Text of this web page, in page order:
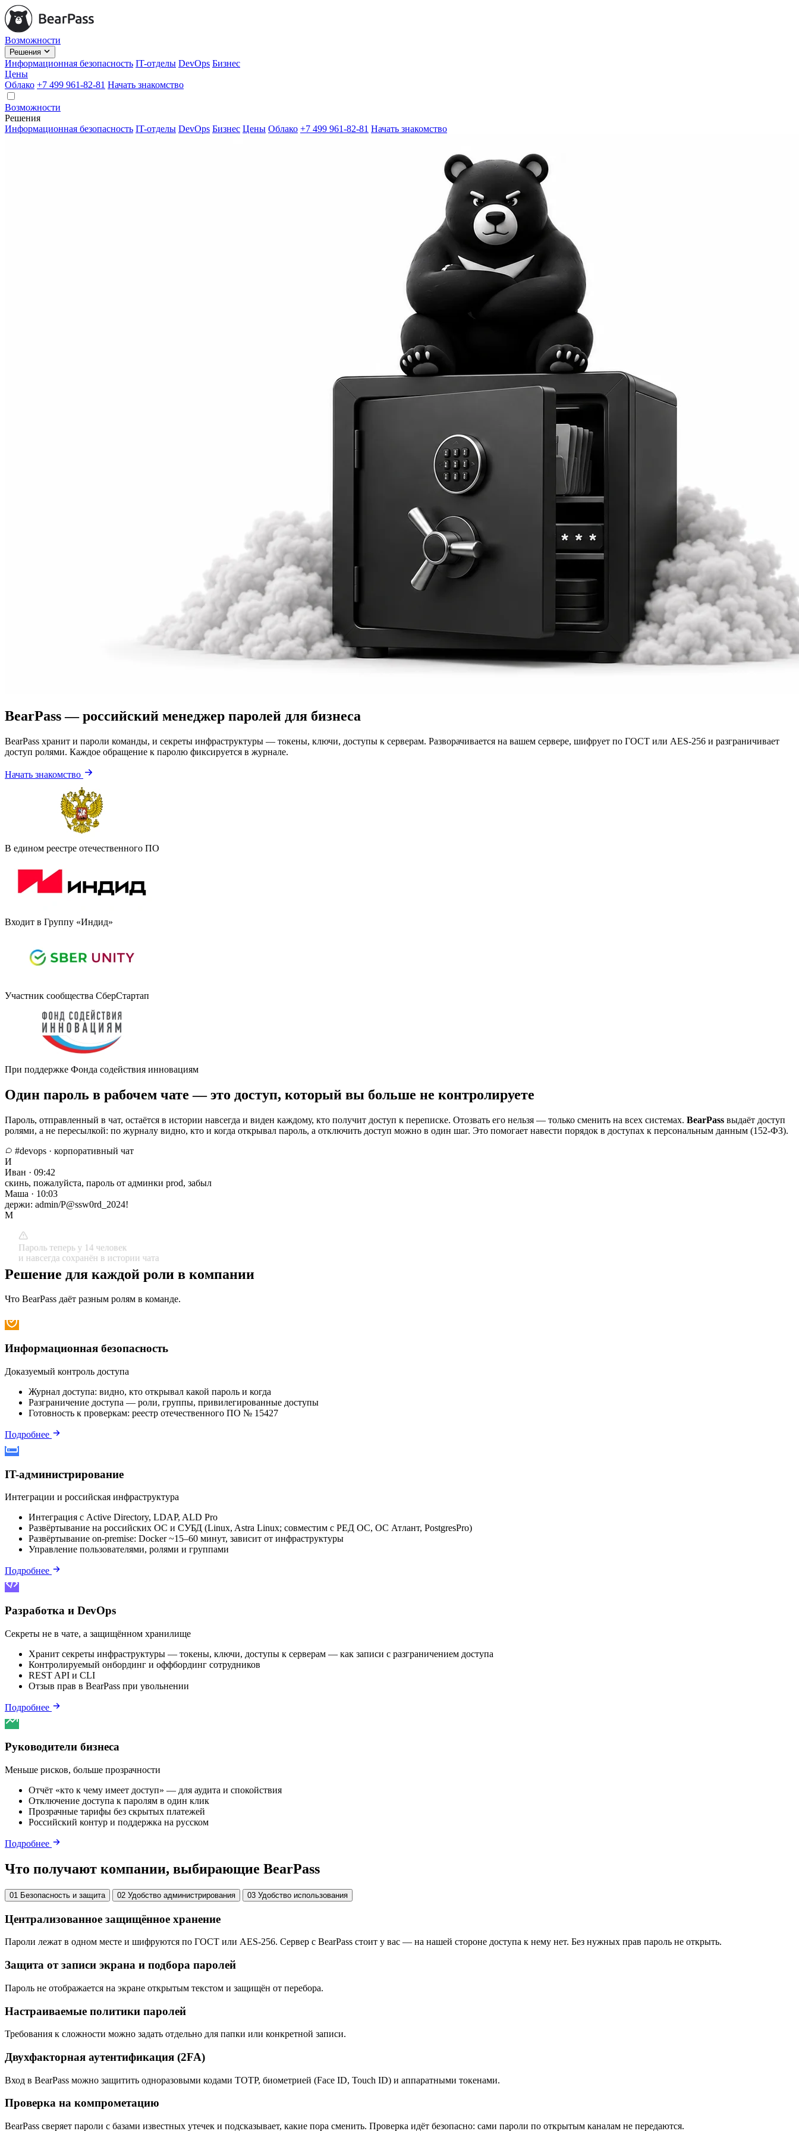
Возможности
Решения
Информационная безопасность IT-отделы DevOps Бизнес
Цены
Облако +7 499 961-82-81 Начать знакомство
Возможности
Решения
Информационная безопасность IT-отделы DevOps Бизнес Цены Облако +7 499 961-82-81 Начать знакомство
BearPass — российский менеджер паролей для бизнеса
BearPass хранит и пароли команды, и секреты инфраструктуры — токены, ключи, доступы к серверам. Разворачивается на вашем сервере, шифрует по ГОСТ или AES-256 и разграничивает
доступ ролями. Каждое обращение к паролю фиксируется в журнале.
Начать знакомство
В едином реестре отечественного ПО
Входит в Группу «Индид»
Участник сообщества СберСтартап
При поддержке Фонда содействия инновациям
Один пароль в рабочем чате — это доступ, который вы больше не контролируете
Пароль, отправленный в чат, остаётся в истории навсегда и виден каждому, кто получит доступ к переписке. Отозвать его нельзя — только сменить на всех системах. BearPass выдаёт доступ
ролями, а не пересылкой: по журналу видно, кто и когда открывал пароль, а отключить доступ можно в один шаг. Это помогает навести порядок в доступах к персональным данным (152-ФЗ).
#devops · корпоративный чат
И
Иван · 09:42
скинь, пожалуйста, пароль от админки prod, забыл
Маша · 10:03
держи: admin/P@ssw0rd_2024!
М
Пароль теперь у 14 человек
и навсегда сохранён в истории чата
Решение для каждой роли в компании
Что BearPass даёт разным ролям в команде.
Информационная безопасность
Доказуемый контроль доступа
Журнал доступа: видно, кто открывал какой пароль и когда
Разграничение доступа — роли, группы, привилегированные доступы
Готовность к проверкам: реестр отечественного ПО № 15427
Подробнее
IT-администрирование
Интеграции и российская инфраструктура
Интеграция с Active Directory, LDAP, ALD Pro
Развёртывание на российских ОС и СУБД (Linux, Astra Linux; совместим с РЕД ОС, ОС Атлант, PostgresPro)
Развёртывание on-premise: Docker ~15–60 минут, зависит от инфраструктуры
Управление пользователями, ролями и группами
Подробнее
Разработка и DevOps
Секреты не в чате, а защищённом хранилище
Хранит секреты инфраструктуры — токены, ключи, доступы к серверам — как записи с разграничением доступа
Контролируемый онбординг и оффбординг сотрудников
REST API и CLI
Отзыв прав в BearPass при увольнении
Подробнее
Руководители бизнеса
Меньше рисков, больше прозрачности
Отчёт «кто к чему имеет доступ» — для аудита и спокойствия
Отключение доступа к паролям в один клик
Прозрачные тарифы без скрытых платежей
Российский контур и поддержка на русском
Подробнее
Что получают компании, выбирающие BearPass
01 Безопасность и защита 02 Удобство администрирования 03 Удобство использования
Централизованное защищённое хранение
Пароли лежат в одном месте и шифруются по ГОСТ или AES-256. Сервер с BearPass стоит у вас — на нашей стороне доступа к нему нет. Без нужных прав пароль не открыть.
Защита от записи экрана и подбора паролей
Пароль не отображается на экране открытым текстом и защищён от перебора.
Настраиваемые политики паролей
Требования к сложности можно задать отдельно для папки или конкретной записи.
Двухфакторная аутентификация (2FA)
Вход в BearPass можно защитить одноразовыми кодами TOTP, биометрией (Face ID, Touch ID) и аппаратными токенами.
Проверка на компрометацию
BearPass сверяет пароли с базами известных утечек и подсказывает, какие пора сменить. Проверка идёт безопасно: сами пароли по открытым каналам не передаются.